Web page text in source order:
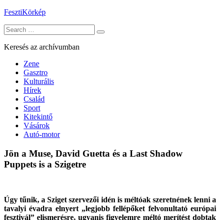
Skip
content
FesztiKörkép
Search
for:
Keresés az archívumban
Zene
Gasztro
Kulturális
Hírek
Család
Sport
Kitekintő
Vásárok
Autó-motor
Jön a Muse, David Guetta és a Last Shadow
Puppets is a Szigetre
Úgy tűnik, a Sziget szervezői idén is méltóak szeretnének lenni a
tavalyi évadra elnyert „legjobb fellépőket felvonultató európai
fesztivál” elismerésre, ugyanis figyelemre méltó merítést dobtak